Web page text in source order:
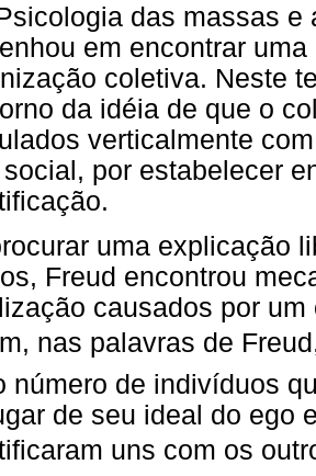
das massas e
em encontrar
coletiva. Neste
da idéia de que o
verticalmente
por estabelecer
uma explicação
Freud encontrou
causados por
nas palavras de
número de indivíduos
de seu ideal do ego
uns com os